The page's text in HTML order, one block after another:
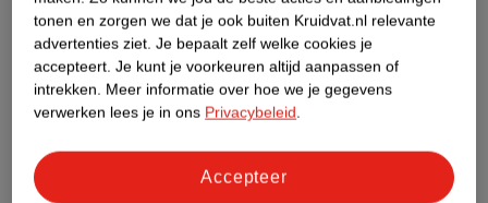
Etiketinformatie
Nature Impact Score
Dit product heeft (nog) geen Nature
Impact Score.
tonen en zorgen we dat je ook buiten Kruidvat.nl relevante
advertenties ziet. Je bepaalt zelf welke cookies je
accepteert. Je kunt je voorkeuren altijd aanpassen of
intrekken. Meer informatie over hoe we je gegevens
verwerken lees je in ons Privacybeleid.
Accepteer